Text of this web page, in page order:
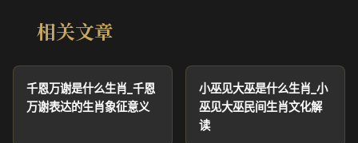
相关文章
千恩万谢是什么生肖_千恩
万谢表达的生肖象征意义
小巫见大巫是什么生肖_小
巫见大巫民间生肖文化解
读